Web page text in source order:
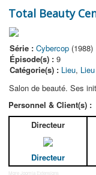
Total Beauty
Série : Cybercop (1988)
Épisode(s) : 9
Catégorie(s) : Lieu,
Salon de beauté. Ses
Personnel & Client(s) :
Directeur
Directeur
More Joomla Extensions